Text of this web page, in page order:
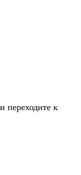
переходите к